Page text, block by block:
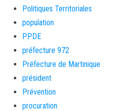
Politiques Territoriales
population
PPDE
préfecture 972
Préfecture de Martinique
président
Prévention
procuration